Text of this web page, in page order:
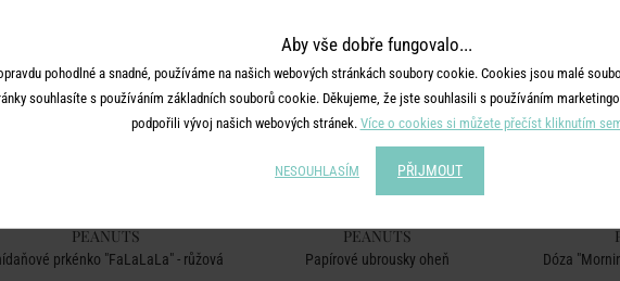
PEANUTS
prkénko "FaLaLaLa" - růžová
PEANUTS
Papírové ubrousky oheň Dóza
Aby vše dobře fungovalo...
pohodlné a snadné, používáme na našich webových stránkách soubory cookie. Cookies jsou malé
souhlasíte s používáním základních souborů cookie. Děkujeme, že jste souhlasili s používáním
podpořili vývoj našich webových stránek. Více o cookies si můžete přečíst kliknutím
NESOUHLASÍM PŘIJMOUT